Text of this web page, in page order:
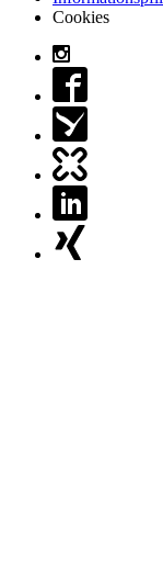
Cookies